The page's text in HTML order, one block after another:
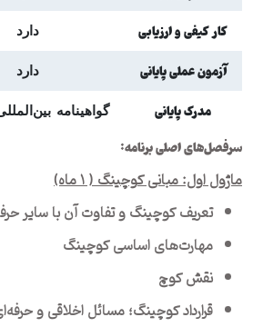
کار کیفی و ارزیابی دارد
آزمون عملی پایانی دارد
مدرک پایانی گواهینامه
سرفصل‌های اصلی برنامه:
ماژول اول: مبانی کوچینگ ( ۱ ماه)
تعریف کوچینگ و تفاوت آن با سایر
مهارت‌های اساسی کوچینگ
نقش کوچ
قرارداد کوچینگ؛ مسائل اخلاقی و